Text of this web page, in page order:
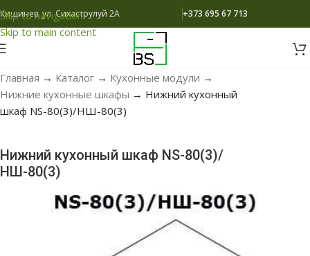
Skip to navigation
Skip to main content
Кишинев, ул. Сихаструлуй 2A +373 695 67 713
Главная → Каталог → Кухонные модули →
Нижние кухонные шкафы → Нижний кухонный
шкаф NS-80(3)/НШ-80(3)
Нижний кухонный шкаф NS-80(3)/
НШ-80(3)